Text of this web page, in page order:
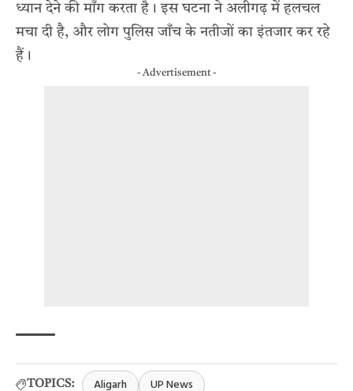
ध्यान देने की माँग करता है। इस घटना ने अलीगढ़ में हलचल
मचा दी है, और लोग पुलिस जाँच के नतीजों का इंतजार कर रहे
हैं।
- Advertisement -
TOPICS: Aligarh UP News